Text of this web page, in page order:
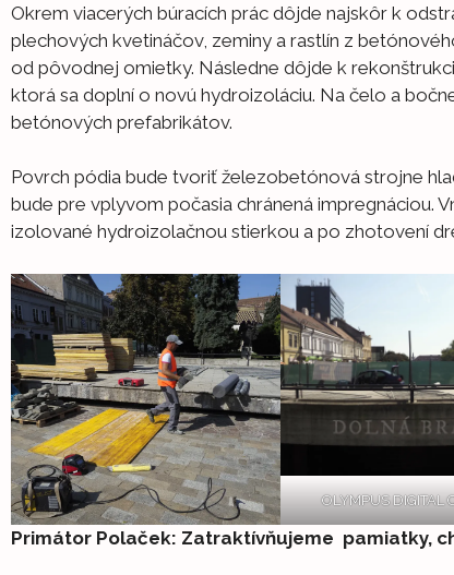
Okrem viacerých búracích prác dôjde najskôr k
plechových kvetináčov, zeminy a rastlín z
od pôvodnej omietky. Následne dôjde k
ktorá sa doplní o novú hydroizoláciu. Na čelo a
betónových prefabrikátov.
Povrch pódia bude tvoriť železobetónová strojne
bude pre vplyvom počasia chránená impregnáciou.
izolované hydroizolačnou stierkou a po zhotovení
OLYMPUS DIGITAL
Primátor Polaček: Zatraktívňujeme pamiatky,